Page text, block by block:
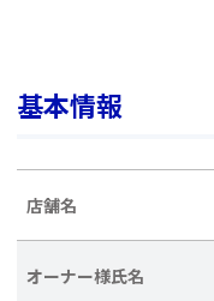
基本情報
店舗名
オーナー様氏名